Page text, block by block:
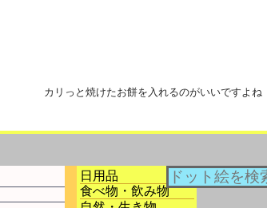
カリっと焼けたお餅を入れるのがいいですよね
日用品
食べ物・飲み物